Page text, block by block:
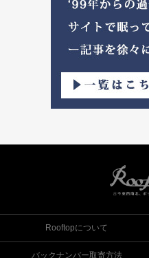
Rooftopについて
バックナンバー取寄方法